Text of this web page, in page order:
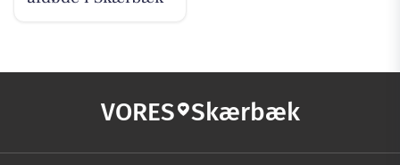
VORES Skærbæk